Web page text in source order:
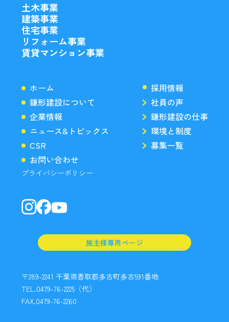
土木事業
建築事業
住宅事業
リフォーム事業
賃貸マンション事業
ホーム
鎌形建設について
企業情報
ニュース&トピックス
CSR
お問い合わせ
プライバシーポリシー
採用情報
社員の声
鎌形建設の仕事
環境と制度
募集一覧
施主様専用ページ
〒289-2241 千葉県香取郡多古町多古591番地
TEL.0479-76-2225（代）
FAX.0479-76-2260